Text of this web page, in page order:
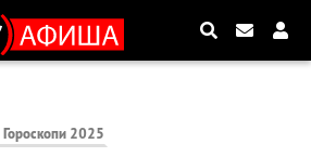
Гороскопи 2025